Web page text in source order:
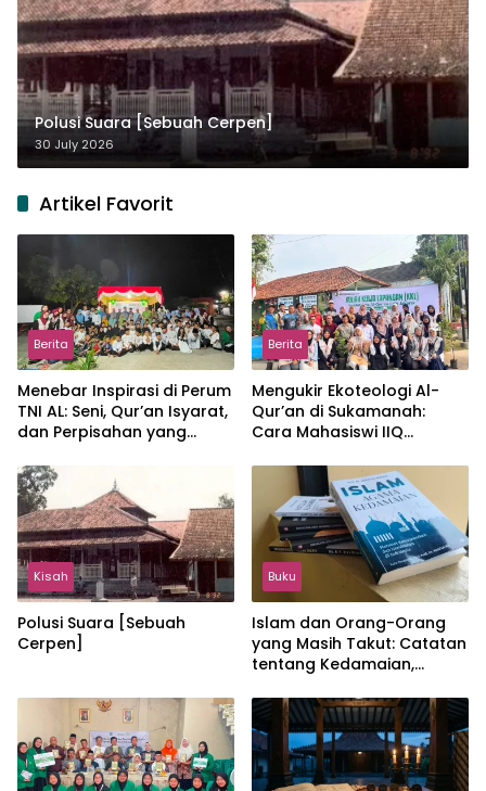
Polusi Suara [Sebuah Cerpen]
30 July 2026
Artikel Favorit
Berita
Menebar Inspirasi di Perum
TNI AL: Seni, Qur’an Isyarat,
dan Perpisahan yang
Berita
Mengukir Ekoteologi Al-
Qur’an di Sukamanah:
Cara Mahasiswi IIQ
Jonggol
Kisah
Polusi Suara [Sebuah
Cerpen]
Buku
Islam dan Orang-Orang
yang Masih Takut: Catatan
tentang Kedamaian,
dalam Pemikiran Masykuri
Abdillah